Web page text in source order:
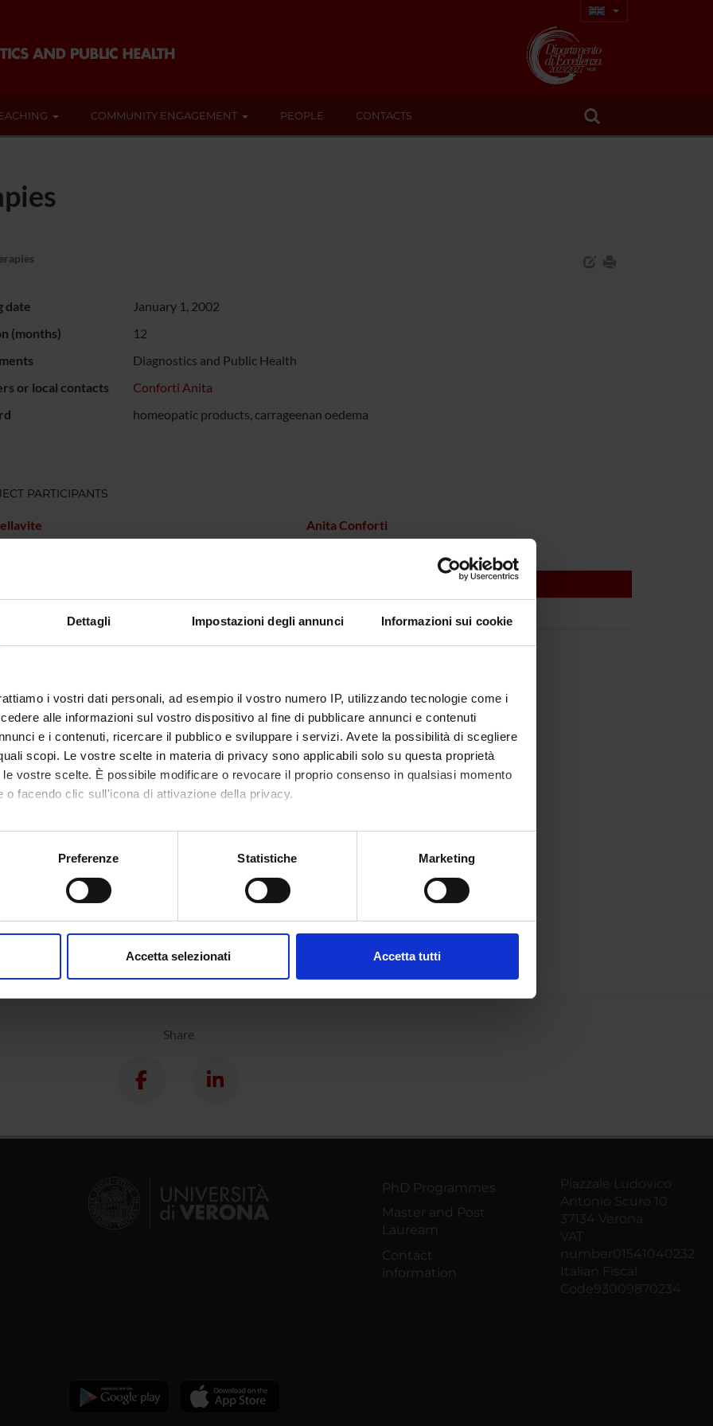
Dettagli Impostazioni degli annunci Informazioni sui cookie
i vostri dati personali, ad esempio il vostro numero IP, utilizzando tecnologie come i
alle informazioni sul vostro dispositivo al fine di pubblicare annunci e contenuti
e i contenuti, ricercare il pubblico e sviluppare i servizi. Avete la possibilità di scegliere
scopi. Le vostre scelte in materia di privacy sono applicabili solo su questa proprietà
vostre scelte. È possibile modificare o revocare il proprio consenso in qualsiasi momento
o facendo clic sull'icona di attivazione della privacy.
anche:
sulla tua posizione geografica, con un'approssimazione di qualche metro,
in qualsiasi momento dalla Dichiarazione sui cookie.
Preferenze Statistiche Marketing
Accetta selezionati Accetta tutti
COMMUNITY ENGAGEMENT PEOPLE CONTACTS
date
January 1, 2002
(months)
12
Diagnostics and Public Health
or local contacts
Conforti Anita
homeopatic products, carrageenan oedema
PARTICIPANTS
Anita Conforti
of Pharmacology
Share
PhD Programmes
Master and Post
Lauream
Contact
information
Piazzale Ludovico
Antonio Scuro 10
37134 Verona
VAT
number01541040232
Italian Fiscal
Code93009870234